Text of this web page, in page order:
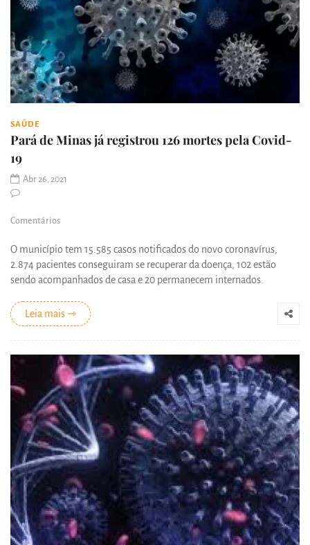
SAÚDE
Pará de Minas já registrou 126 mortes pela Covid-
19
Abr 26, 2021
Comentários
O município tem 15.585 casos notificados do novo coronavírus,
2.874 pacientes conseguiram se recuperar da doença, 102 estão
sendo acompanhados de casa e 20 permanecem internados.
Leia mais ⇾